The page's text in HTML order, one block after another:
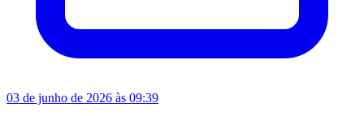
03 de junho de 2026 às 09:39